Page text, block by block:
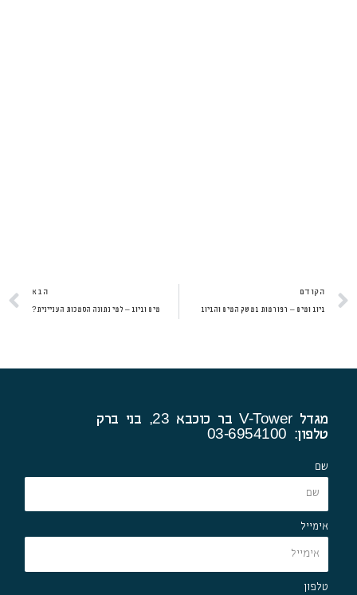
קודם
הקודם
ביוב ומים – רפורמות במשק המים והביוב
הבא
מים וביוב – למי נתונה הסמכות העניינית?
מגדל V-Tower בר כוכבא 23, בני ברק
טלפון: 03-6954100
שם
אימייל
טלפון